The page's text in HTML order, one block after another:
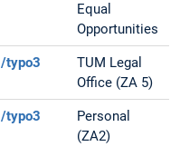
Equal
Opportunities
/typo3
TUM Legal
Office (ZA 5)
/typo3
Personal
(ZA2)